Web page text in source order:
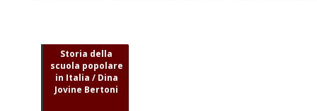
Storia della
scuola popolare
in Italia / Dina
Jovine Bertoni